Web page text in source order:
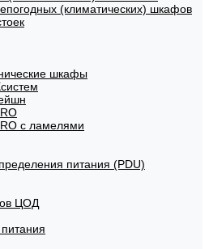
(климатических) шкафов
шкафы
с ламелями
питания (PDU)
ЦОД